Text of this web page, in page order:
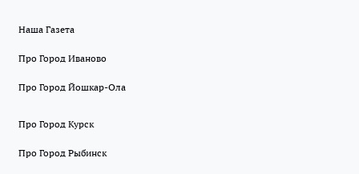
Наша Газета
Про Город Иваново
Про Город Йошкар-Ола
Про Город Курск
Про Город Рыбинск